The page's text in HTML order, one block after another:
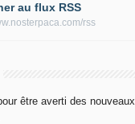
au flux RSS
rss
être averti des nouveaux